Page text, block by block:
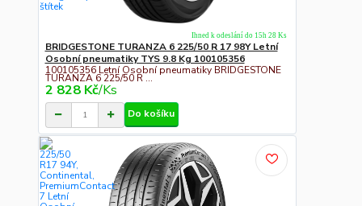
BRIDGESTONE TURANZA 6 225/50 R 17 98Y Letní
Osobní pneumatiky TYS 9.8 Kg 100105356
100105356 Letní Osobní pneumatiky BRIDGESTONE
TURANZA 6 225/50 R ...
2 828 Kč/Ks
Ihned k odeslání do 15h 28 Ks
Do košíku